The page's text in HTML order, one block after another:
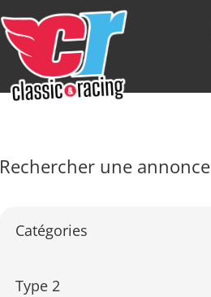
Rechercher une annonce
Catégories
Type 2